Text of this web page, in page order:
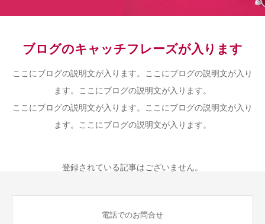
ブログのキャッチフレーズが入ります
ここにブログの説明文が入ります。ここにブログの説明文が入り
ます。ここにブログの説明文が入ります。
ここにブログの説明文が入ります。ここにブログの説明文が入り
ます。ここにブログの説明文が入ります。
登録されている記事はございません。
電話でのお問合せ
お知らせ
採用情報
お問合せ